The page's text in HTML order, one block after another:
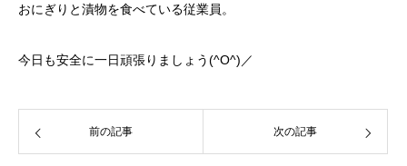
おにぎりと漬物を食べている従業員。
今日も安全に一日頑張りましょう(^O^)／
前の記事 次の記事